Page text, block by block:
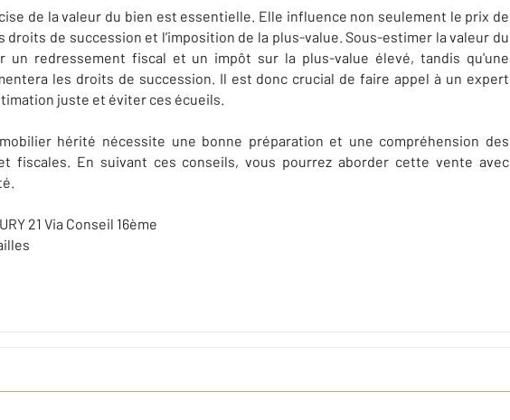
de la valeur du bien est essentielle. Elle influence non seulement le prix de
droits de succession et l’imposition de la plus-value. Sous-estimer la valeur du
un redressement fiscal et un impôt sur la plus-value élevé, tandis qu'une
les droits de succession. Il est donc crucial de faire appel à un expert
juste et éviter ces écueils.
hérité nécessite une bonne préparation et une compréhension des
fiscales. En suivant ces conseils, vous pourrez aborder cette vente avec
21 Via Conseil 16ème